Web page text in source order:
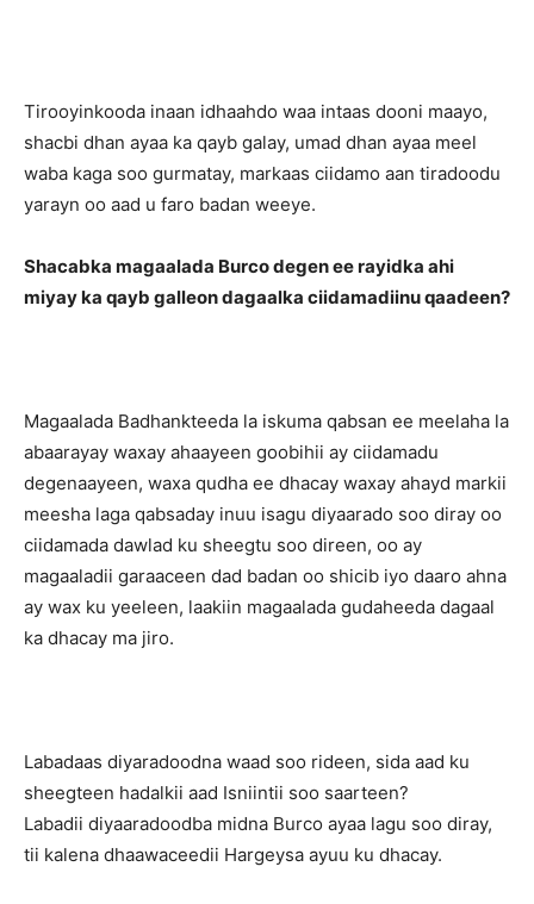
Tirooyinkooda inaan idhaahdo waa intaas dooni maayo,
shacbi dhan ayaa ka qayb galay, umad dhan ayaa meel
waba kaga soo gurmatay, markaas ciidamo aan tiradoodu
yarayn oo aad u faro badan weeye.
Shacabka magaalada Burco degen ee rayidka ahi
miyay ka qayb galleon dagaalka ciidamadiinu qaadeen?
Magaalada Badhankteeda la iskuma qabsan ee meelaha la
abaarayay waxay ahaayeen goobihii ay ciidamadu
degenaayeen, waxa qudha ee dhacay waxay ahayd markii
meesha laga qabsaday inuu isagu diyaarado soo diray oo
ciidamada dawlad ku sheegtu soo direen, oo ay
magaaladii garaaceen dad badan oo shicib iyo daaro ahna
ay wax ku yeeleen, laakiin magaalada gudaheeda dagaal
ka dhacay ma jiro.
Labadaas diyaradoodna waad soo rideen, sida aad ku
sheegteen hadalkii aad Isniintii soo saarteen?
Labadii diyaaradoodba midna Burco ayaa lagu soo diray,
tii kalena dhaawaceedii Hargeysa ayuu ku dhacay.